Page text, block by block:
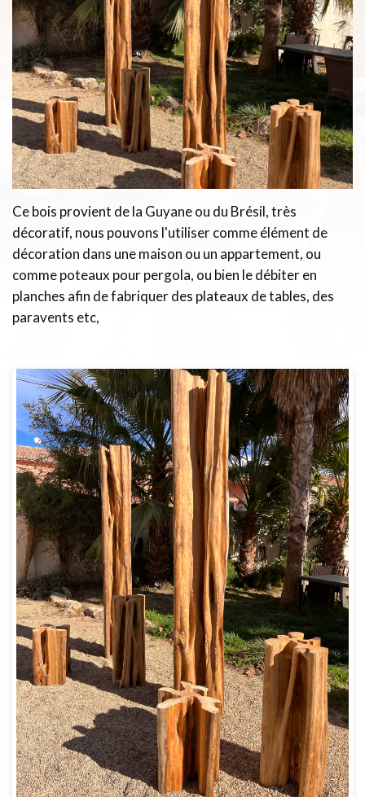
Ce bois provient de la Guyane ou du Brésil, très
décoratif, nous pouvons l'utiliser comme élément de
décoration dans une maison ou un appartement, ou
comme poteaux pour pergola, ou bien le débiter en
planches afin de fabriquer des plateaux de tables, des
paravents etc,